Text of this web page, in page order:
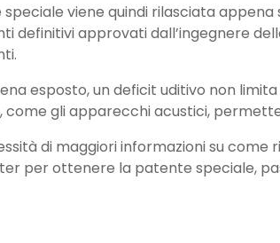
viene quindi rilasciata
definitivi approvati dall’ingegnere
esposto, un deficit uditivo non
come gli apparecchi acustici,
di maggiori informazioni su
per ottenere la patente speciale,